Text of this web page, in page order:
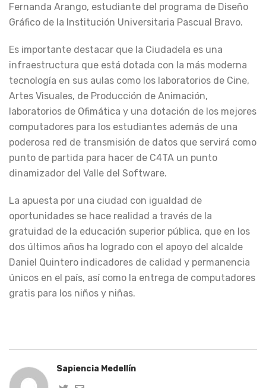
Fernanda Arango, estudiante del programa de Diseño
Gráfico de la Institución Universitaria Pascual Bravo.
Es importante destacar que la Ciudadela es una
infraestructura que está dotada con la más moderna
tecnología en sus aulas como los laboratorios de Cine,
Artes Visuales, de Producción de Animación,
laboratorios de Ofimática y una dotación de los mejores
computadores para los estudiantes además de una
poderosa red de transmisión de datos que servirá como
punto de partida para hacer de C4TA un punto
dinamizador del Valle del Software.
La apuesta por una ciudad con igualdad de
oportunidades se hace realidad a través de la
gratuidad de la educación superior pública, que en los
dos últimos años ha logrado con el apoyo del alcalde
Daniel Quintero indicadores de calidad y permanencia
únicos en el país, así como la entrega de computadores
gratis para los niños y niñas.
Sapiencia Medellín